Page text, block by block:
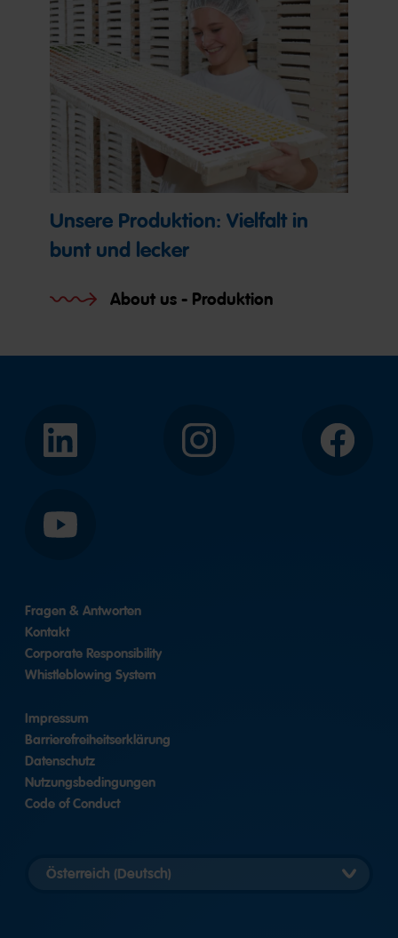
Unsere Produktion: Vielfalt in
bunt und lecker
About us - Produktion
LinkedIn Instagram Facebook
YouTube
Fragen & Antworten
Kontakt
Corporate Responsibility
Whistleblowing System
Impressum
Barrierefreiheitserklärung
Datenschutz
Nutzungsbedingungen
Code of Conduct
Länderversion
auswählen